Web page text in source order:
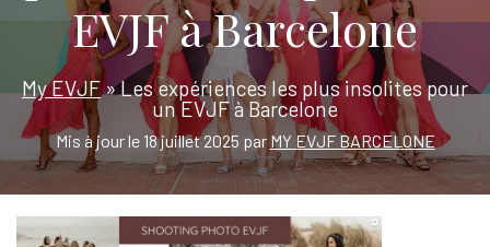
EVJF à Barcelone
My EVJF»Les expériences les plus insolites pour
un EVJF à Barcelone
Mis à jour le 18 juillet 2025 par MY EVJF BARCELONE